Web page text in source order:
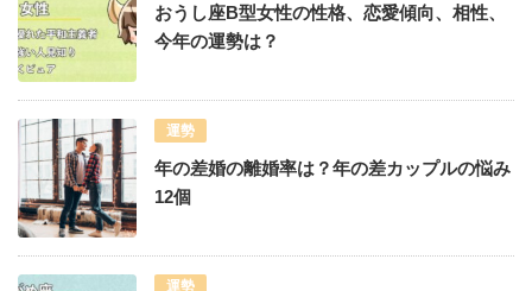
おうし座B型女性の性格、恋愛傾向、相性、
今年の運勢は？
運勢
年の差婚の離婚率は？年の差カップルの悩み
12個
運勢